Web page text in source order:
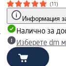
(11)
Информация
Налично за
Изберете dm